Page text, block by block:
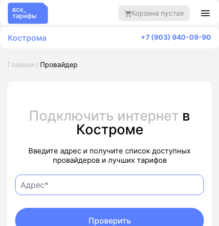
Корзина пустая
Кострома +7 (903) 940-09-90
Главная Провайдер
Подключить интернет в
Костроме
Введите адрес и получите список доступных
провайдеров и лучших тарифов
Проверить